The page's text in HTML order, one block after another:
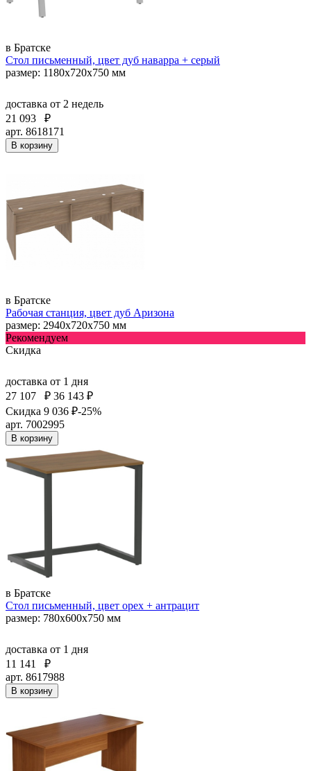
в Братске
Стол письменный, цвет дуб наварра + серый
размер: 1180х720х750 мм
доставка от 2 недель
21 093
₽
арт. 8618171
В корзину
в Братске
Рабочая станция, цвет дуб Аризона
размер: 2940х720х750 мм
Рекомендуем
Скидка
доставка от 1 дня
27 107
₽ 36 143 ₽
Скидка 9 036 ₽-25%
арт. 7002995
В корзину
в Братске
Стол письменный, цвет орех + антрацит
размер: 780х600х750 мм
доставка от 1 дня
11 141
₽
арт. 8617988
В корзину